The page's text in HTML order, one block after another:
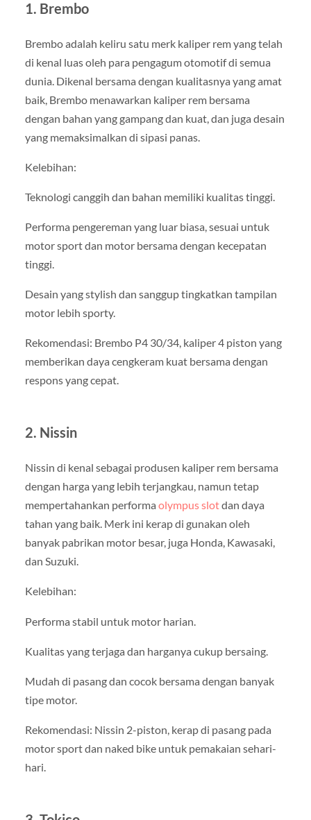
1. Brembo
Brembo adalah keliru satu merk kaliper rem yang telah
di kenal luas oleh para pengagum otomotif di semua
dunia. Dikenal bersama dengan kualitasnya yang amat
baik, Brembo menawarkan kaliper rem bersama
dengan bahan yang gampang dan kuat, dan juga desain
yang memaksimalkan di sipasi panas.
Kelebihan:
Teknologi canggih dan bahan memiliki kualitas tinggi.
Performa pengereman yang luar biasa, sesuai untuk
motor sport dan motor bersama dengan kecepatan
tinggi.
Desain yang stylish dan sanggup tingkatkan tampilan
motor lebih sporty.
Rekomendasi: Brembo P4 30/34, kaliper 4 piston yang
memberikan daya cengkeram kuat bersama dengan
respons yang cepat.
2. Nissin
Nissin di kenal sebagai produsen kaliper rem bersama
dengan harga yang lebih terjangkau, namun tetap
mempertahankan performa olympus slotdan daya
tahan yang baik. Merk ini kerap di gunakan oleh
banyak pabrikan motor besar, juga Honda, Kawasaki,
dan Suzuki.
Kelebihan:
Performa stabil untuk motor harian.
Kualitas yang terjaga dan harganya cukup bersaing.
Mudah di pasang dan cocok bersama dengan banyak
tipe motor.
Rekomendasi: Nissin 2-piston, kerap di pasang pada
motor sport dan naked bike untuk pemakaian sehari-
hari.